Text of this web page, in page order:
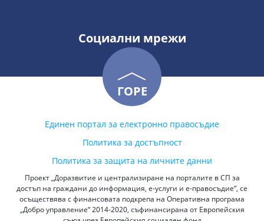
Социални мрежи
ГОРЕ
Единен портал за електронно правосъдие
Политика за достъпност
Политика за защита на личните данни
Проект „Доразвитие и централизиране на порталите в СП за
достъп на граждани до информация, е-услуги и е-правосъдие“, се
осъществява с финансовата подкрепа на Оперативна програма
„Добро управление“ 2014-2020, съфинансирана от Европейския